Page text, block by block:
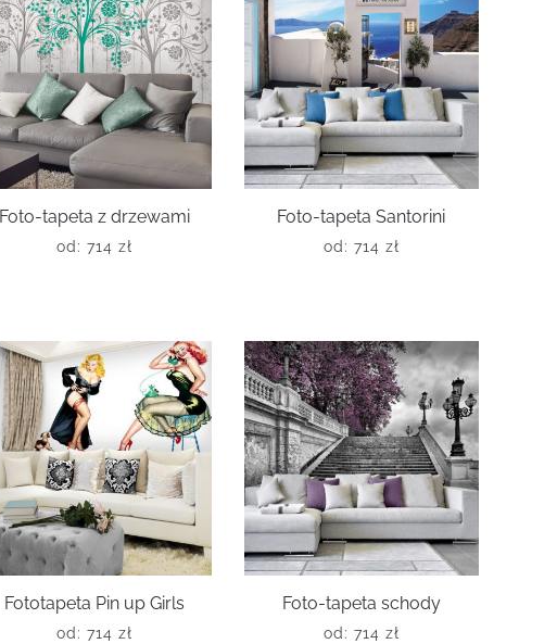
Foto-tapeta z drzewami
od: 714 zł
Foto-tapeta Santorini
od: 714 zł
Fototapeta Pin up Girls
od: 714 zł
Foto-tapeta schody
od: 714 zł